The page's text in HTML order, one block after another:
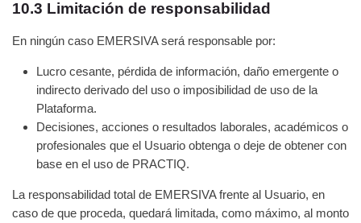
10.3 Limitación de responsabilidad
En ningún caso EMERSIVA será responsable por:
Lucro cesante, pérdida de información, daño emergente o
indirecto derivado del uso o imposibilidad de uso de la
Plataforma.
Decisiones, acciones o resultados laborales, académicos o
profesionales que el Usuario obtenga o deje de obtener con
base en el uso de PRACTIQ.
La responsabilidad total de EMERSIVA frente al Usuario, en
caso de que proceda, quedará limitada, como máximo, al monto